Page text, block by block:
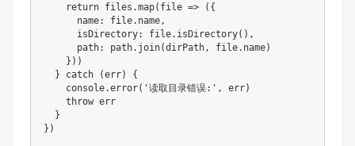
    return files.map(file => ({
      name: file.name,
      isDirectory: file.isDirectory(),
      path: path.join(dirPath, file.name)
    }))
  } catch (err) {
    console.error('读取目录错误:', err)
    throw err
  }
})